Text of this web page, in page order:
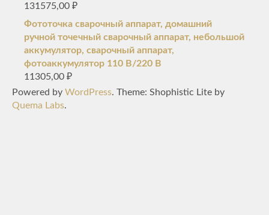
131575,00 ₽
Фототочка сварочный аппарат, домашний
ручной точечный сварочный аппарат, небольшой
аккумулятор, сварочный аппарат,
фотоаккумулятор 110 В/220 В
11305,00 ₽
Powered by WordPress. Theme: Shophistic Lite by
Quema Labs.